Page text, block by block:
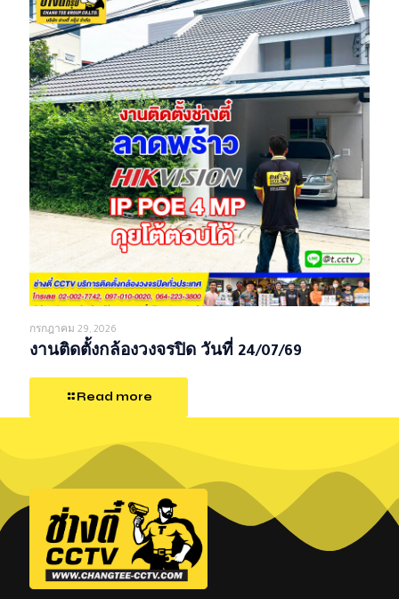
กรกฎาคม 29, 2026
งานติดตั้งกล้องวงจรปิด วันที่ 24/07/69
Read more